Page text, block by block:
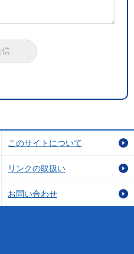
このサイトについて
リンクの取扱い
お問い合わせ